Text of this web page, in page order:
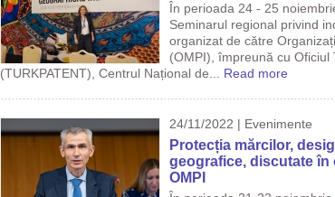
În perioada 24 - 25
Seminarul regional privind
organizat de către
(OMPI), împreună cu Oficiul
(TURKPATENT), Centrul Național de... Read more
24/11/2022 | Evenimente
Protecția mărcilor,
geografice, discutate în
OMPI